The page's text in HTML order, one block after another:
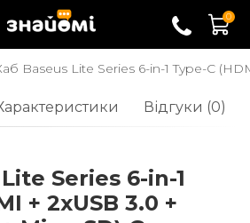
0
Baseus Lite Series 6-in-1 Type-C
Відгуки (0)
Series 6-in-1
+ 2xUSB 3.0 +